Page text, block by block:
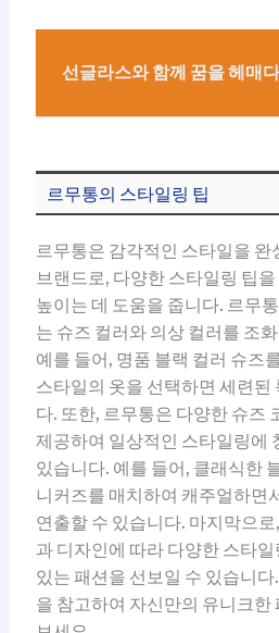
선글라스와 함께 꿈을 헤매다
르무통의 스타일링 팁
르무통은 감각적인 스타일을 완
브랜드로, 다양한 스타일링 팁
높이는 데 도움을 줍니다. 르무
는 슈즈 컬러와 의상 컬러를 조
예를 들어, 명품 블랙 컬러 슈즈
스타일의 옷을 선택하면 세련된
다. 또한, 르무통은 다양한 슈즈
제공하여 일상적인 스타일링에
있습니다. 예를 들어, 클래식한
니커즈를 매치하여 캐주얼하면
연출할 수 있습니다. 마지막으
과 디자인에 따라 다양한 스타
있는 패션을 선보일 수 있습니
을 참고하여 자신만의 유니크한